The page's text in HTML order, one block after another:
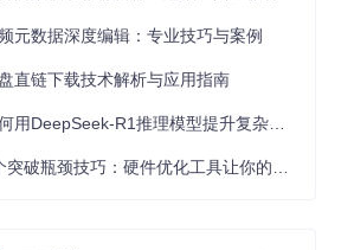
元数据深度编辑：专业技巧与案例
直链下载技术解析与应用指南